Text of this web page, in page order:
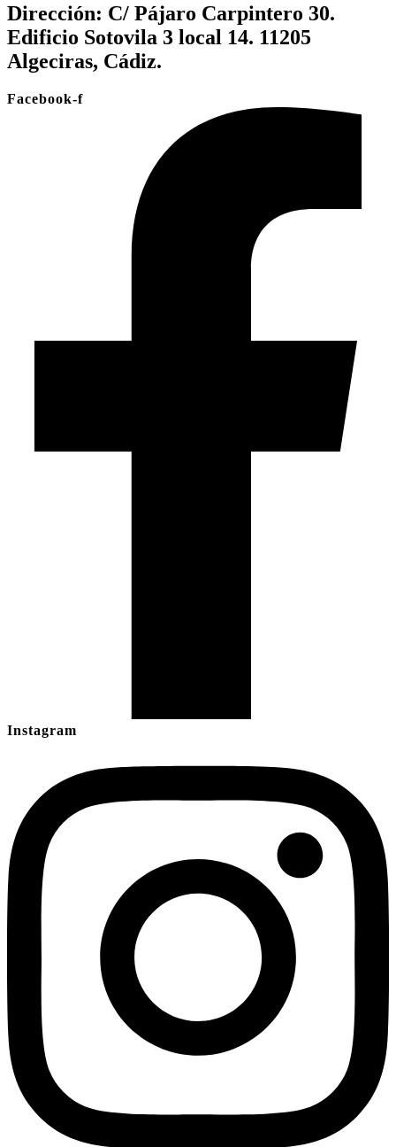
Dirección: C/ Pájaro Carpintero 30.
Edificio Sotovila 3 local 14. 11205
Algeciras, Cádiz.
Facebook-f
Instagram